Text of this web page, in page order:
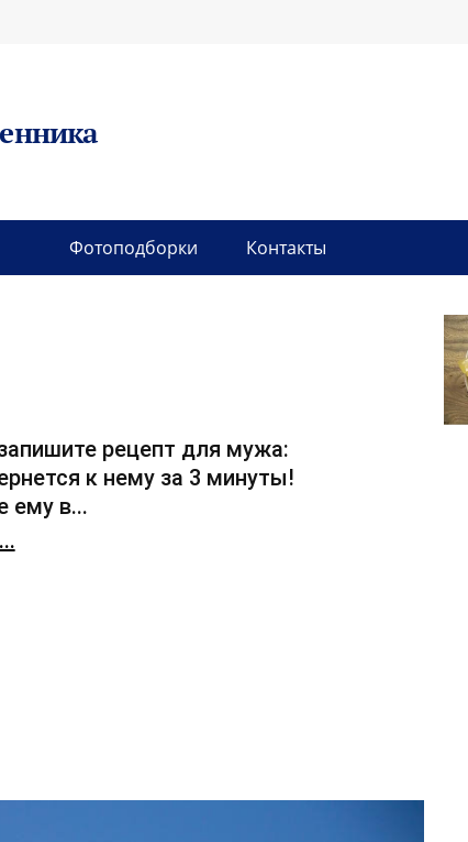
Фотоподборки Контакты
рецепт для мужа:
к нему за 3 минуты!
ему в...